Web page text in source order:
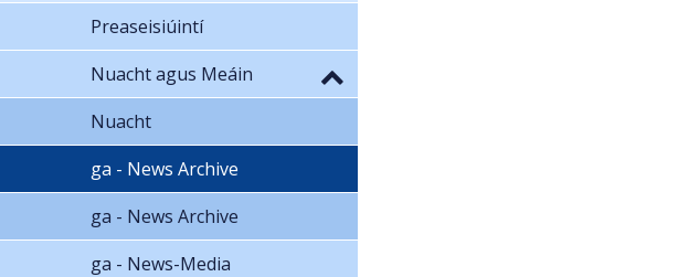
Preaseisiúintí
Nuacht agus Meáin
Nuacht
ga - News Archive
ga - News Archive
ga - News-Media